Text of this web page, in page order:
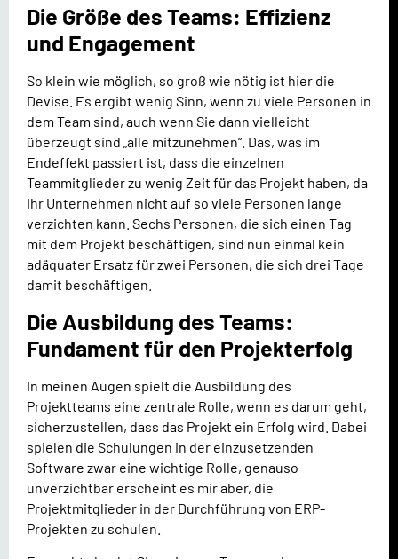
Die Größe des Teams: Effizienz
und Engagement
So klein wie möglich, so groß wie nötig ist hier die
Devise. Es ergibt wenig Sinn, wenn zu viele Personen in
dem Team sind, auch wenn Sie dann vielleicht
überzeugt sind „alle mitzunehmen“. Das, was im
Endeffekt passiert ist, dass die einzelnen
Teammitglieder zu wenig Zeit für das Projekt haben, da
Ihr Unternehmen nicht auf so viele Personen lange
verzichten kann. Sechs Personen, die sich einen Tag
mit dem Projekt beschäftigen, sind nun einmal kein
adäquater Ersatz für zwei Personen, die sich drei Tage
damit beschäftigen.
Die Ausbildung des Teams:
Fundament für den Projekterfolg
In meinen Augen spielt die Ausbildung des
Projektteams eine zentrale Rolle, wenn es darum geht,
sicherzustellen, dass das Projekt ein Erfolg wird. Dabei
spielen die Schulungen in der einzusetzenden
Software zwar eine wichtige Rolle, genauso
unverzichtbar erscheint es mir aber, die
Projektmitglieder in der Durchführung von ERP-
Projekten zu schulen.